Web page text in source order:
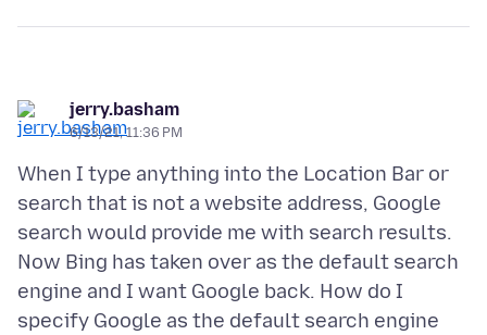
jerry.basham
6/13/21, 11:36 PM
When I type anything into the Location Bar or
search that is not a website address, Google
search would provide me with search results.
Now Bing has taken over as the default search
engine and I want Google back. How do I
specify Google as the default search engine